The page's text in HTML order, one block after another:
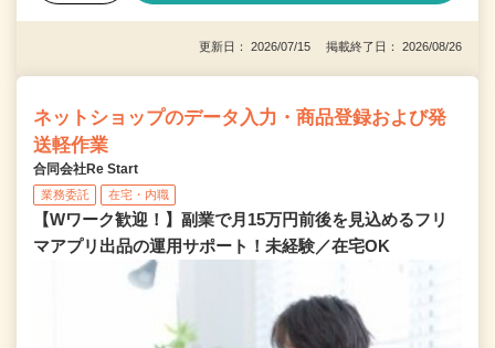
更新日： 2026/07/15 掲載終了日： 2026/08/26
ネットショップのデータ入力・商品登録および発
送軽作業
合同会社Re Start
業務委託 在宅・内職
【Wワーク歓迎！】副業で月15万円前後を見込めるフリ
マアプリ出品の運用サポート！未経験／在宅OK